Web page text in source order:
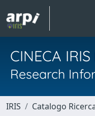
CINECA IRIS
Research
IRIS Catalogo